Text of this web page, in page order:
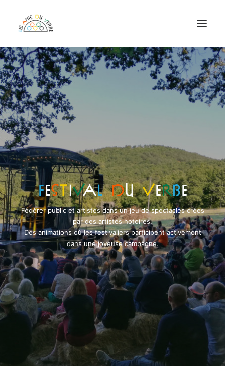
ASSOCIATION
FESTIVAL DU VERBE
PROGRAMMATION EPICENTRE
RÉSERVATIONS
ADHÉRER EN LIGNE
Festival duverbe
Fédèrer public et artistes dans un jeu de spectacles crées
par des artistes notoires.
Des animations où les festivaliers participent activement
dans une joyeuse campagne.